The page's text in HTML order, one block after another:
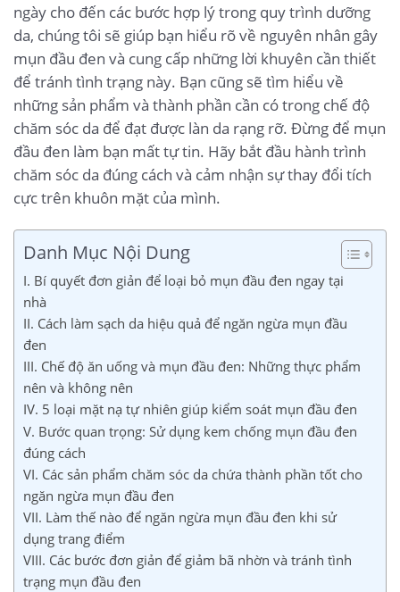
ngày cho đến các bước hợp lý trong quy trình dưỡng
da, chúng tôi sẽ giúp bạn hiểu rõ về nguyên nhân gây
mụn đầu đen và cung cấp những lời khuyên cần thiết
để tránh tình trạng này. Bạn cũng sẽ tìm hiểu về
những sản phẩm và thành phần cần có trong chế độ
chăm sóc da để đạt được làn da rạng rỡ. Đừng để mụn
đầu đen làm bạn mất tự tin. Hãy bắt đầu hành trình
chăm sóc da đúng cách và cảm nhận sự thay đổi tích
cực trên khuôn mặt của mình.
Danh Mục Nội Dung
I. Bí quyết đơn giản để loại bỏ mụn đầu đen ngay tại
nhà
II. Cách làm sạch da hiệu quả để ngăn ngừa mụn đầu
đen
III. Chế độ ăn uống và mụn đầu đen: Những thực phẩm
nên và không nên
IV. 5 loại mặt nạ tự nhiên giúp kiểm soát mụn đầu đen
V. Bước quan trọng: Sử dụng kem chống mụn đầu đen
đúng cách
VI. Các sản phẩm chăm sóc da chứa thành phần tốt cho
ngăn ngừa mụn đầu đen
VII. Làm thế nào để ngăn ngừa mụn đầu đen khi sử
dụng trang điểm
VIII. Các bước đơn giản để giảm bã nhờn và tránh tình
trạng mụn đầu đen